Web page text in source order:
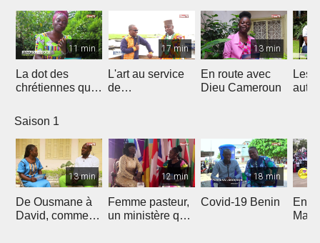
11 min
La dot des
chrétiennes qui
17 min
L'art au service
de
13 min
En route avec
Dieu Cameroun
Les
Saison 1
13 min
De Ousmane à
David, comment
12 min
Femme pasteur,
un ministère qui
18 min
Covid-19 Benin
En
Mali